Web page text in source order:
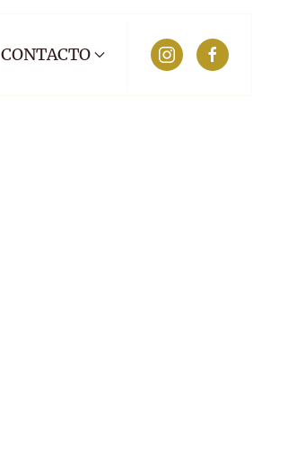
CONTACTO